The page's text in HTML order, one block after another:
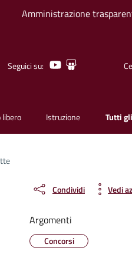
Amministrazione
Seguici su: YoutubeSlideshare
libero Istruzione Tutti
Condividi Vedi
Argomenti
Concorsi